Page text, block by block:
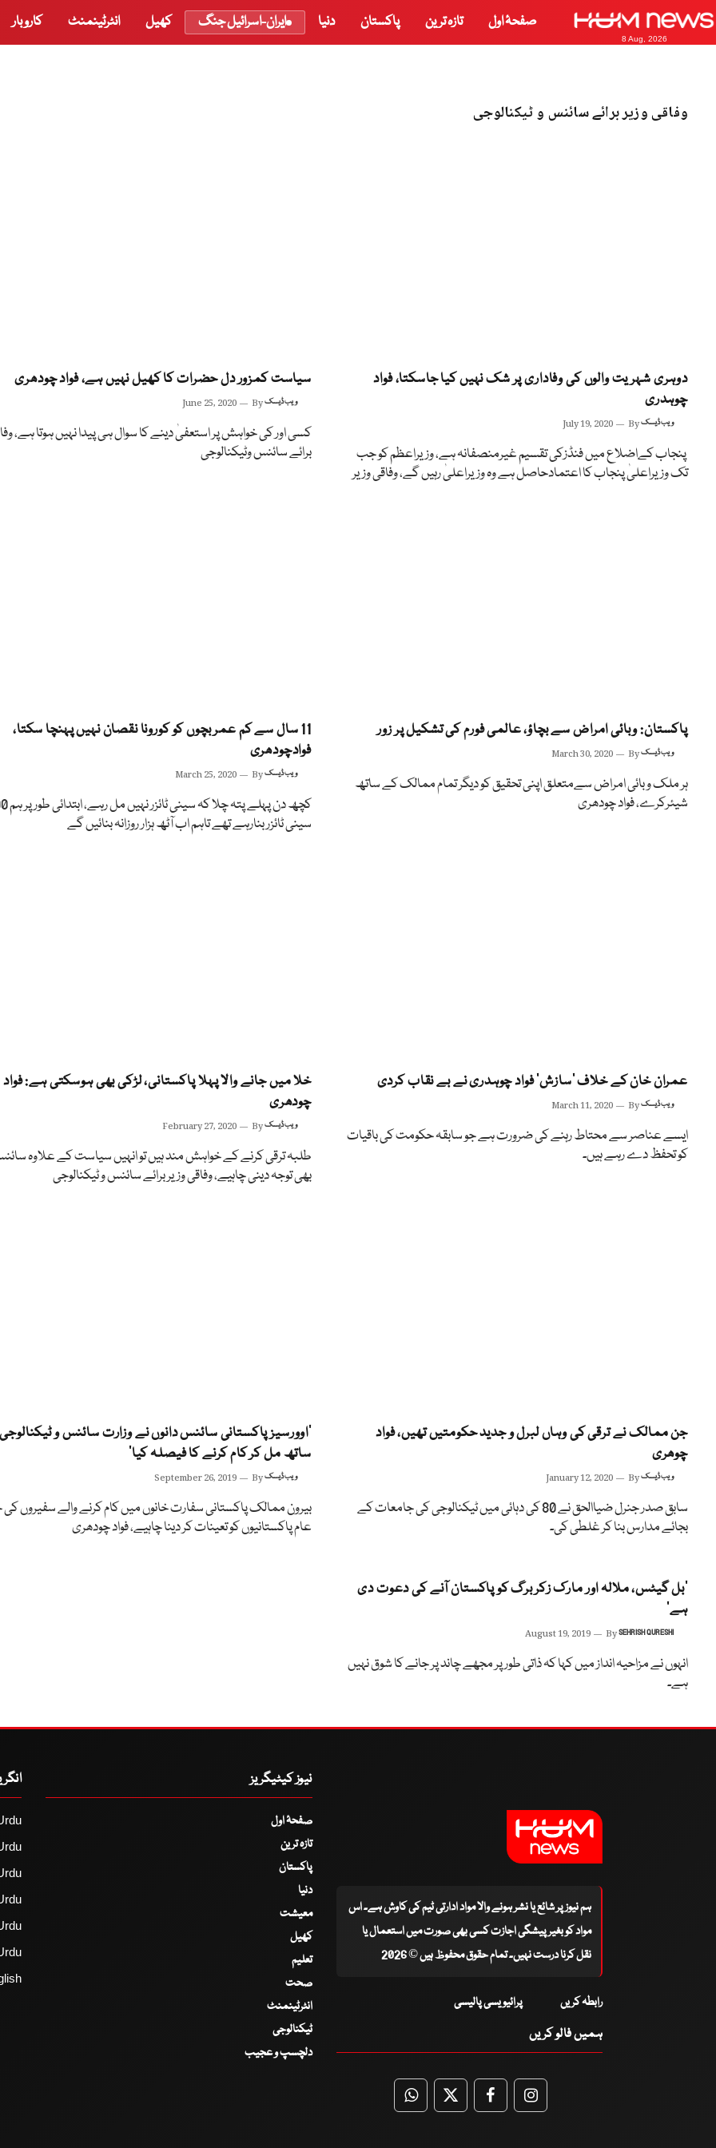
8 Aug, 2026
صفحۂ اول تازہ ترین پاکستان دنیا ایران-اسرائیل جنگ کھیل انٹرٹینمنٹ کاروبار
وفاقی وزیر برائے سائنس و ٹیکنالوجی
دوہری شہریت والوں کی وفاداری پر شک نہیں کیا جاسکتا، فواد
چوہدری
July 19, 2020 Byویب ڈیسک
پنجاب کےاضلاع میں فنڈزکی تقسیم غیرمنصفانہ ہے، وزیراعظم کو جب
تک وزیراعلیٰ پنجاب کا اعتمادحاصل ہے وہ وزیراعلیٰ رہیں گے، وفاقی وزیر
سیاست کمزور دل حضرات کا کھیل نہیں ہے، فواد چودھری
June 25, 2020 Byویب ڈیسک
کسی اور کی خواہش پر استعفیٰ دینے کا سوال ہی پیدا نہیں ہوتا ہے،
برائے سائنس وٹیکنالوجی
پاکستان: وبائی امراض سے بچاؤ، عالمی فورم کی تشکیل پر زور
March 30, 2020 Byویب ڈیسک
ہر ملک وبائی امراض سےمتعلق اپنی تحقیق کو دیگر تمام ممالک کے ساتھ
شیئرکرے، فواد چودھری
11 سال سے کم عمر بچوں کو کورونا نقصان نہیں پہنچا سکتا،
فوادچودھری
March 25, 2020 Byویب ڈیسک
کچھ دن پہلے
سینی ٹائزر بنارہے تھے تاہم اب آٹھ ہزار روزانہ بنائیں گے
عمران خان کے خلاف ’سازش‘ فواد چوہدری نے بے نقاب کردی
March 11, 2020 Byویب ڈیسک
ایسے عناصر سے محتاط رہنے کی ضرورت ہے جو سابقہ حکومت کی باقیات
کو تحفظ دے رہے ہیں۔
خلا میں جانے والا پہلا پاکستانی، لڑکی بھی ہوسکتی ہے: فواد
چودھری
February 27, 2020 Byویب ڈیسک
طلبہ ترقی کرنے کے خواہش مند ہیں تو انہیں سیاست کے علاوہ
بھی توجہ دینی چاہیے، وفاقی وزیر برائے سائنس و ٹیکنالوجی
جن ممالک نے ترقی کی وہاں لبرل و جدید حکومتیں تھیں، فواد
چوھری
January 12, 2020 Byویب ڈیسک
سابق صدر جنرل ضیاالحق نے 80 کی دہائی میں ٹیکنالوجی کی جامعات کے
بجائے مدارس بنا کر غلطی کی۔
‘اوورسیز پاکستانی سائنس دانوں نے وزارت سائنس و
ساتھ مل کر کام کرنے کا فیصلہ کیا’
September 26, 2019 Byویب ڈیسک
بیرون ممالک پاکستانی سفارت خانوں میں کام کرنے والے سفیروں
عام پاکستانیوں کو تعینات کر دینا چاہیے، فواد چودھری
’بل گیٹس، ملالہ اور مارک زکربرگ کو پاکستان آنے کی دعوت دی
ہے‘
August 19, 2019 BySEHRISH QURESHI
انہوں نے مزاحیہ انداز میں کہا کہ ذاتی طور پر مجھے چاند پر جانے کا شوق نہیں
ہے۔
ہم نیوز پر شائع یا نشر ہونے والا مواد ادارتی ٹیم کی کاوش ہے۔ اس
مواد کو بغیر پیشگی اجازت کسی بھی صورت میں استعمال یا
نقل کرنا درست نہیں۔ تمام حقوق محفوظ ہیں © 2026
رابطہ کریں پرائیویسی پالیسی
ہمیں فالو کریں
WhatsApp
TwitterFacebookFacebook
نیوز کیٹیگریز
صفحۂ اول
تازہ ترین
پاکستان
دنیا
معیشت
کھیل
تعلیم
صحت
انٹرٹینمنٹ
ٹیکنالوجی
دلچسپ و عجیب